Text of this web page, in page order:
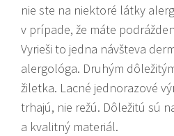
nie ste na niektoré látky
v prípade, že máte
Vyrieši to jedna návšteva
alergológa. Druhým
žiletka. Lacné jednorazové
trhajú, nie režú. Dôležitú sú
a kvalitný materiál.